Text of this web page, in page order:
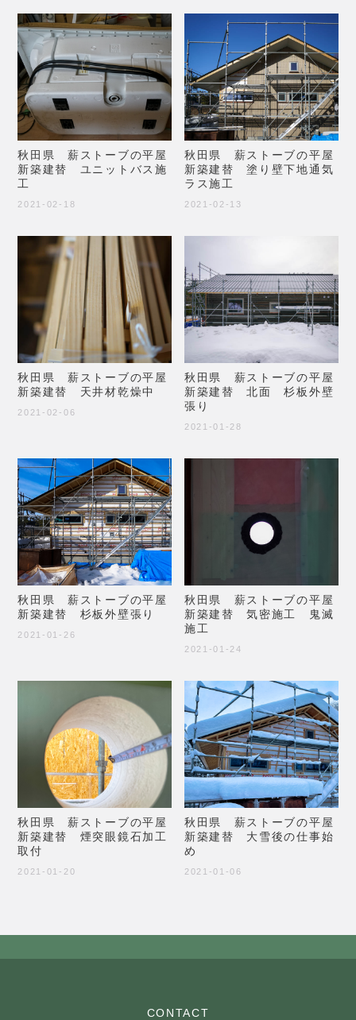
秋田県 薪ストーブの平屋
新築建替 ユニットバス施
工
2021-02-18
秋田県 薪ストーブの平屋
新築建替 塗り壁下地通気
ラス施工
2021-02-13
秋田県 薪ストーブの平屋
新築建替 天井材乾燥中
2021-02-06
秋田県 薪ストーブの平屋
新築建替 北面 杉板外壁
張り
2021-01-28
秋田県 薪ストーブの平屋
新築建替 杉板外壁張り
2021-01-26
秋田県 薪ストーブの平屋
新築建替 気密施工 鬼滅
施工
2021-01-24
秋田県 薪ストーブの平屋
新築建替 煙突眼鏡石加工
取付
2021-01-20
秋田県 薪ストーブの平屋
新築建替 大雪後の仕事始
め
2021-01-06
CONTACT